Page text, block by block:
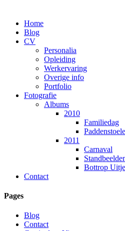
Home
Blog
CV
Personalia
Opleiding
Werkervaring
Overige info
Portfolio
Fotografie
Albums
2010
Familiedag
2011
Carnaval
Bottrop Uitje
Contact
Pages
Blog
Contact